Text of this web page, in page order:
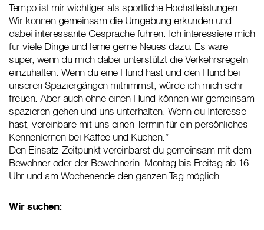
Tempo ist mir wichtiger als sportliche Höchstleistungen.
Wir können gemeinsam die Umgebung erkunden und
dabei interessante Gespräche führen. Ich interessiere mich
für viele Dinge und lerne gerne Neues dazu. Es wäre
super, wenn du mich dabei unterstützt die Verkehrsregeln
einzuhalten. Wenn du eine Hund hast und den Hund bei
unseren Spaziergängen mitnimmst, würde ich mich sehr
freuen. Aber auch ohne einen Hund können wir gemeinsam
spazieren gehen und uns unterhalten. Wenn du Interesse
hast, vereinbare mit uns einen Termin für ein persönliches
Kennenlernen bei Kaffee und Kuchen.”
Den Einsatz-Zeitpunkt vereinbarst du gemeinsam mit dem
Bewohner oder der Bewohnerin: Montag bis Freitag ab 16
Uhr und am Wochenende den ganzen Tag möglich.
Wir suchen: